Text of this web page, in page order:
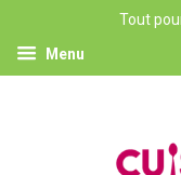
Tout
Menu